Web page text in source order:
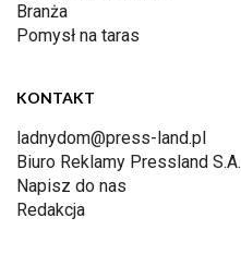
Branża
Pomysł na taras
KONTAKT
ladnydom@press-land.pl
Biuro Reklamy Pressland S.A.
Napisz do nas
Redakcja